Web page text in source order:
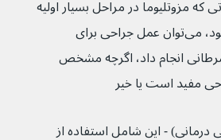
مزوتلیوما در مراحل بسیار اولیه
تشخیص داده شود، می‌توان عمل جراحی برای
انجام داد، اگرچه مشخص
مفید است یا خیر
درمانی) - این شامل استفاده از